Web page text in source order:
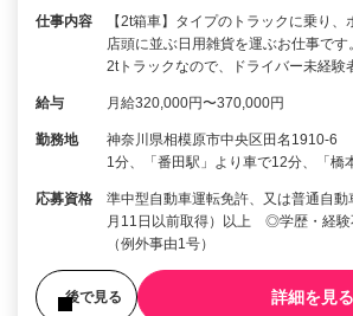
仕事内容
【2t箱車】タイプのトラックに乗り
店頭に並ぶ日用雑貨を運ぶお仕事で
2tトラックなので、ドライバー未経験
給与 月給320,000円〜370,000円
勤務地
神奈川県相模原市中央区田名1910-6
1分、「番田駅」より車で12分、「橋
応募資格
準中型自動車運転免許、又は普通自
月11日以前取得）以上 ◎学歴・経
（例外事由1号）
後で見る 詳細を見る